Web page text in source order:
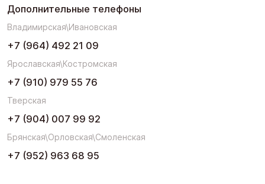
Дополнительные телефоны
Владимирская\Ивановская
+7 (964) 492 21 09
Ярославская\Костромская
+7 (910) 979 55 76
Тверская
+7 (904) 007 99 92
Брянская\Орловская\Смоленская
+7 (952) 963 68 95